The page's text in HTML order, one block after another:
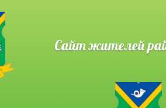
Сайт жителей